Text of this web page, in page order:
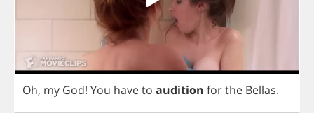
Oh, my God! You haveto audition forthe Bellas.